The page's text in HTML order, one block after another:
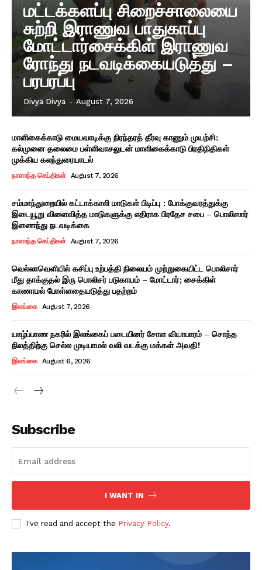
மட்டக்களப்பு சிறைச்சாலையை
சுற்றி இராணுவ பாதுகாப்பு
மோட்டார்சைக்கிள் இராணுவ
ரோந்து நடவடிக்கையடுத்து –
பரபரப்பு
Divya Divya - August 7, 2026
மாளிகைக்காடு மையவாடிக்கு நிரந்தரத் தீர்வு காணும் முயற்சி:
கல்முனை தலைமை பள்ளிவாசலுடன் மாளிகைக்காடு பிரதிநிதிகள்
முக்கிய கலந்துரையாடல்
நாளாந்த செய்திகள் August 7, 2026
சம்மாந்துறையில் கட்டாக்காலி மாடுகள் பிடிப்பு : போக்குவரத்துக்கு
இடையூறு விளைவித்த மாடுகளுக்கு எதிராக பிரதேச சபை – பொலிஸார்
இணைந்து நடவடிக்கை
நாளாந்த செய்திகள் August 7, 2026
வெல்லாவெளியில் கசிப்பு உற்பத்தி நிலையம் முற்றுகையிட்ட பொலிசார்
மீது தாக்குதல் இரு பொலிசர் படுகாயம் – மோட்டார்; சைக்கிள்
காணாமல் போள்ளதையடுத்து பதற்றம்
இலங்கை August 7, 2026
யாழ்ப்பாண நகரில் இலங்கைப் படையினர் சோள வியாபாரம் – சொந்த
நிலத்திற்கு செல்ல முடியாமல் வலி வடக்கு மக்கள் அவதி!
இலங்கை August 6, 2026
Subscribe
I WANT IN
I've read and accept the Privacy Policy.